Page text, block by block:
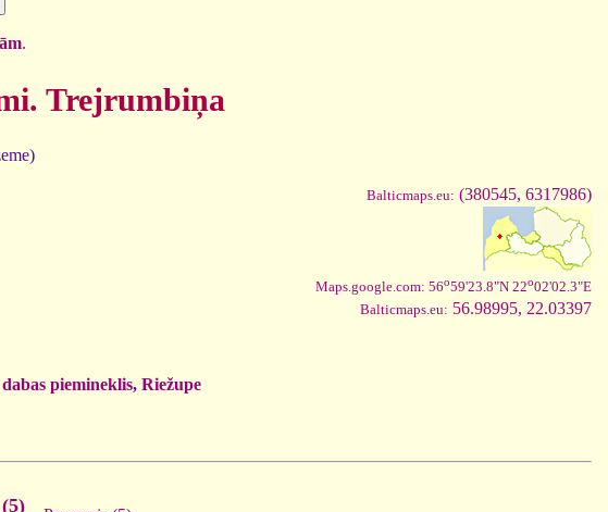
.
Trejrumbiņa
Balticmaps.eu: (380545, 6317986)
Maps.google.com: 56o59'23.8"N 22o02'02.3"E
Balticmaps.eu: 56.98995, 22.03397
piemineklis, Riežupe